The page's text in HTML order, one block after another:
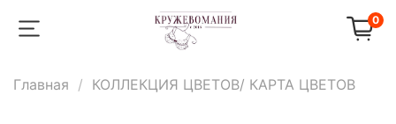
0
Главная КОЛЛЕКЦИЯ ЦВЕТОВ/ КАРТА ЦВЕТОВ